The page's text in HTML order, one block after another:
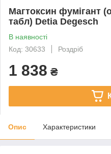
Магтоксин фумігант
табл) Detia Degesch
В наявності
Код: 30633
Роздріб
1 838 ₴
Опис Характеристики